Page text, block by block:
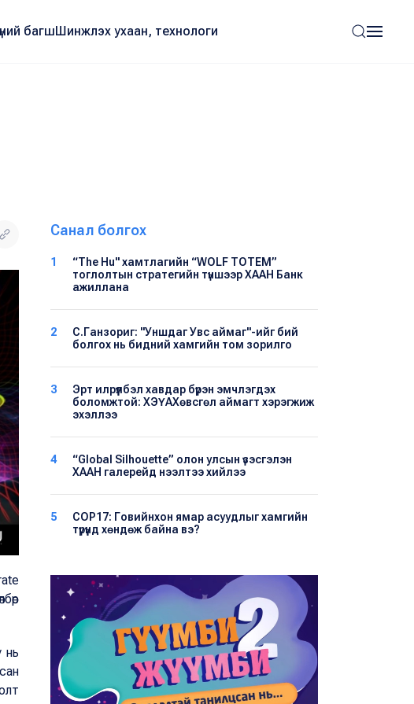
багшШинжлэх ухаан, технологи
нь
Санал болгох
1
“The Hu" хамтлагийн “WOLF TOTEM”
тоглолтын стратегийн түншээр ХААН Банк
ажиллана
2
С.Ганзориг: "Уншдаг Увс аймаг"-ийг бий
болгох нь бидний хамгийн том зорилго
3
Эрт илрүүлбэл хавдар бүрэн эмчлэгдэх
боломжтой: ХЭҮА​Хөвсгөл аймагт хэрэгжиж
эхэллээ
4
“Global Silhouette” олон улсын үзэсгэлэн
ХААН галерейд нээлтээ хийлээ
5
COP17: Говийнхон ямар асуудлыг хамгийн
түрүүнд хөндөж байна вэ?